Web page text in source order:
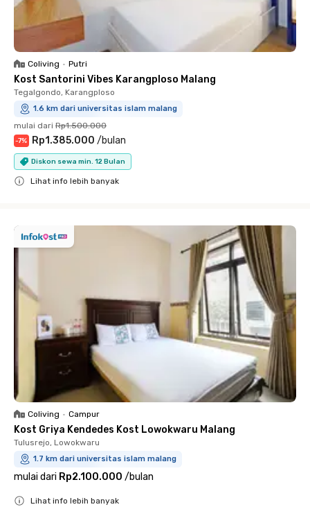
Coliving • Putri
Kost Santorini Vibes Karangploso Malang
Tegalgondo, Karangploso
1.6 km dari universitas islam malang
mulai dari Rp1.500.000
-7% Rp1.385.000 /bulan
Diskon sewa min. 12 Bulan
Lihat info lebih banyak
Coliving • Campur
Kost Griya Kendedes Kost Lowokwaru Malang
Tulusrejo, Lowokwaru
1.7 km dari universitas islam malang
mulai dari Rp2.100.000 /bulan
Lihat info lebih banyak